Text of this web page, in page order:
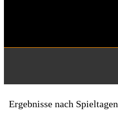
Ergebnisse nach Spieltagen